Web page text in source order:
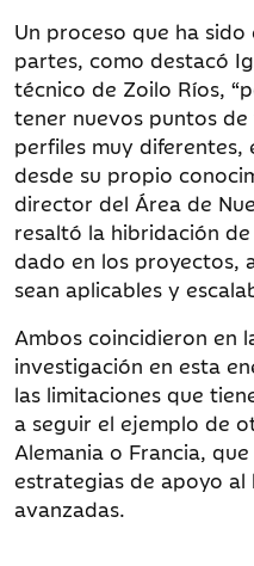
Un proceso que ha
partes, como destacó
técnico de Zoilo Ríos,
tener nuevos puntos
perfiles muy
desde su propio
director del Área de
resaltó la hibridación
dado en los proyectos,
sean aplicables y
Ambos coincidieron en
investigación en esta
las limitaciones que
a seguir el ejemplo de
Alemania o Francia,
estrategias de apoyo
avanzadas.